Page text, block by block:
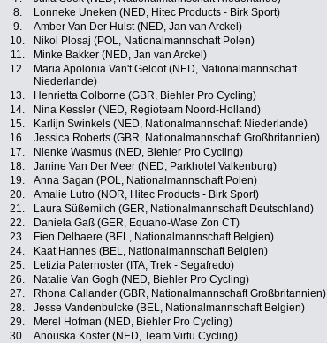
8.
Lonneke Uneken (NED, Hitec Products - Birk Sport)
9.
Amber Van Der Hulst (NED, Jan van Arckel)
10.
Nikol Plosaj (POL, Nationalmannschaft Polen)
11.
Minke Bakker (NED, Jan van Arckel)
12.
Maria Apolonia Van't Geloof (NED, Nationalmannschaft
Niederlande)
13. Henrietta Colborne (GBR, Biehler Pro Cycling)
14.
Nina Kessler (NED, Regioteam Noord-Holland)
15.
Karlijn Swinkels (NED, Nationalmannschaft Niederlande)
16.
Jessica Roberts (GBR, Nationalmannschaft Großbritannien)
17.
Nienke Wasmus (NED, Biehler Pro Cycling)
18.
Janine Van Der Meer (NED, Parkhotel Valkenburg)
19.
Anna Sagan (POL, Nationalmannschaft Polen)
20.
Amalie Lutro (NOR, Hitec Products - Birk Sport)
21.
Laura Süßemilch (GER, Nationalmannschaft Deutschland)
22.
Daniela Gaß (GER, Equano-Wase Zon CT)
23.
Fien Delbaere (BEL, Nationalmannschaft Belgien)
24.
Kaat Hannes (BEL, Nationalmannschaft Belgien)
25.
Letizia Paternoster (ITA, Trek - Segafredo)
26.
Natalie Van Gogh (NED, Biehler Pro Cycling)
27.
Rhona Callander (GBR, Nationalmannschaft Großbritannien)
28.
Jesse Vandenbulcke (BEL, Nationalmannschaft Belgien)
29.
Merel Hofman (NED, Biehler Pro Cycling)
30.
Anouska Koster (NED, Team Virtu Cycling)
Facebook
Twitter
Newsletter: